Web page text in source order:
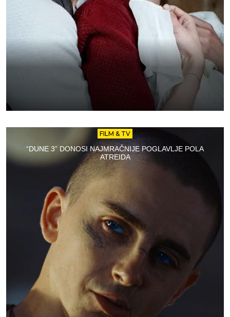
FILM & TV
“DUNE 3” DONOSI NAJMRAČNIJE POGLAVLJE POLA
ATREIDA